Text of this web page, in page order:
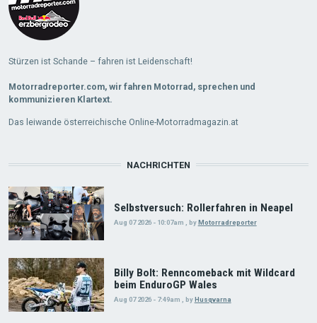
Stürzen ist Schande – fahren ist Leidenschaft!
Motorradreporter.com, wir fahren Motorrad, sprechen und
kommunizieren Klartext.
Das leiwande österreichische Online-Motorradmagazin.at
NACHRICHTEN
Selbstversuch: Rollerfahren in Neapel
Aug 07 2026 - 10:07am byMotorradreporter
Billy Bolt: Renncomeback mit Wildcard
beim EnduroGP Wales
Aug 07 2026 - 7:49am byHusqvarna